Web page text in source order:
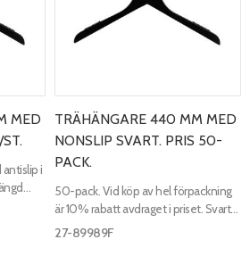
MED
i
TRÄHÄNGARE 440 MM MED
NONSLIP SVART. PRIS 50-
PACK.
50-pack. Vid köp av hel förpackning
är 10% rabatt avdraget i priset. Svart
rak trägalge med infälld antislip i svart
27-89989F